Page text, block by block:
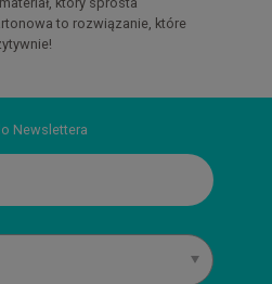
to rozwiązanie, które
Newslettera